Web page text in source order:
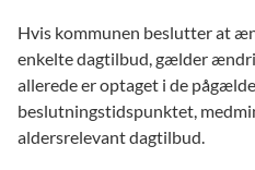
Hvis kommunen beslutter at
enkelte dagtilbud, gælder
allerede er optaget i de
beslutningstidspunktet,
aldersrelevant dagtilbud.